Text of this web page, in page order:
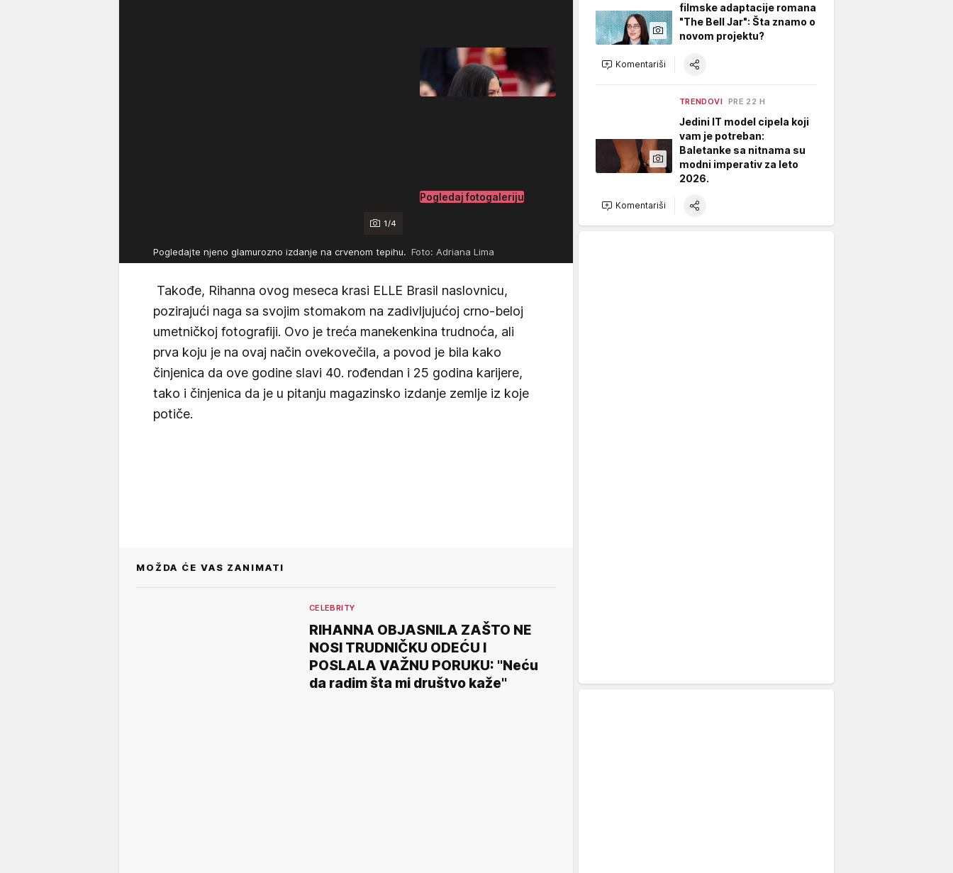
1/4
Pogledaj fotogaleriju
Pogledajte njeno glamurozno izdanje na crvenom tepihu. Foto: Adriana Lima
Takođe, Rihanna ovog meseca krasi ELLE Brasil naslovnicu,
pozirajući naga sa svojim stomakom na zadivljujućoj crno-beloj
umetničkoj fotografiji. Ovo je treća manekenkina trudnoća, ali
prva koju je na ovaj način ovekovečila, a povod je bila kako
činjenica da ove godine slavi 40. rođendan i 25 godina karijere,
tako i činjenica da je u pitanju magazinsko izdanje zemlje iz koje
potiče.
MOŽDA ĆE VAS ZANIMATI
CELEBRITY
RIHANNA OBJASNILA ZAŠTO NE
NOSI TRUDNIČKU ODEĆU I
POSLALA VAŽNU PORUKU: ''Neću
da radim šta mi društvo kaže''
filmske adaptacije romana
"The Bell Jar": Šta znamo o
novom projektu?
Komentariši
TRENDOVI PRE 22 H
Jedini IT model cipela koji
vam je potreban:
Baletanke sa nitnama su
modni imperativ za leto
2026.
Komentariši